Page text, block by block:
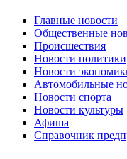
Главные новости
Общественные
Происшествия
Новости политики
Новости
Автомобильные
Новости спорта
Новости культуры
Афиша
Справочник